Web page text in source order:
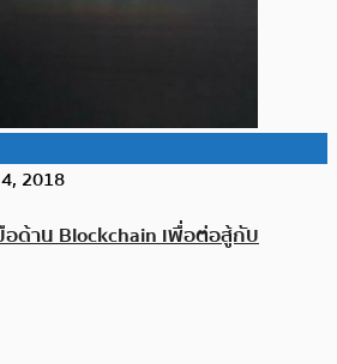
2018
ด้าน Blockchain เพื่อต่อสู้กับ